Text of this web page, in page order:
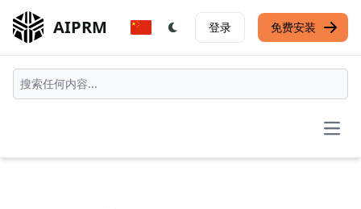
AIPRM 登录 免费安装